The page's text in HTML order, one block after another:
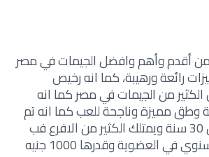
من أقدم وأهم وافضل الجيمات في مصر
رائعة ورهيبة، كما انه رخيص
من الجيمات في مصر كما انه
وطق مميزة وناجحة للعب كما انه تم
انشائه منذ اكثر من 30 سنة ويمتلك الكثير من الافرع فب
المعادي بإشتراك سنوي في العضوية وقدرها 1000 جنيه